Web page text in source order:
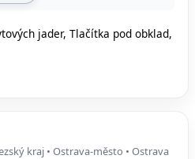
jader, Tlačítka pod obklad,
kraj • Ostrava-město • Ostrava